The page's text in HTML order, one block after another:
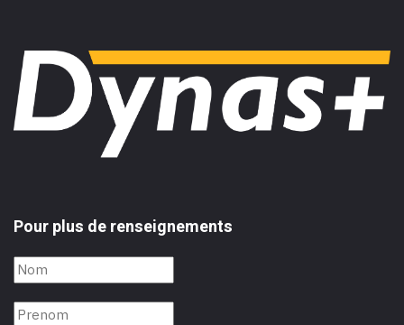
Pour plus de renseignements